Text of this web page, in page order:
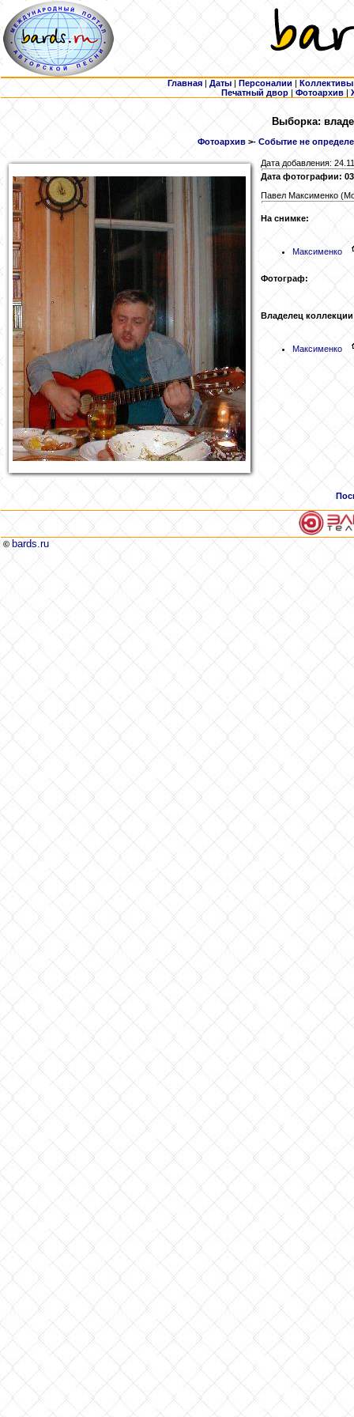
Главная | Даты | Персоналии | Коллективы
Печатный двор |Фотоархив |
Выборка:
Фотоархив >- Событие не
Дата добавления:
Дата фотографии:
Павел Максименко
На снимке:
Максименко
Фотограф:
Владелец
Максименко
© bards.ru